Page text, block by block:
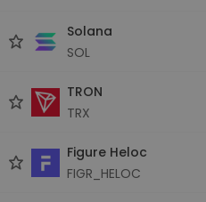
Solana
SOL
TRON
TRX
Figure Heloc
FIGR_HELOC